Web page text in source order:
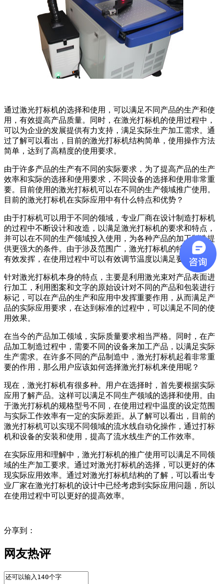
通过激光打标机的选择和使用，可以满足不同产品的生产和使
用，有效提高产品质量。同时，在激光打标机的使用过程中，
可以为企业的发展提供有力支持，满足实际生产加工需求。通
过了解可以看出，目前的激光打标机结构简单，使用操作方法
简单，达到了高精度的使用要求。
由于许多产品的生产有不同的实际要求，为了提高产品的生产
效率和实际的选择和使用要求，不同设备的选择和使用非常重
要。目前使用的激光打标机可以在不同的生产领域推广使用。
目前的激光打标机在实际应用中有什么特点和优势？
由于打标机可以用于不同的领域，专业厂商在设计制造打标机
的过程中不断设计和改造，以满足激光打标机的要求和特点，
并可以在不同的生产领域投入使用，为各种产品的加工制造提
供更强大的条件。由于涉及范围广，激光打标机的特点得到了
有效发挥，在使用过程中可以有效调节温度以满足要求。
针对激光打标机本身的特点，主要是利用激光束对产品表面进
行加工，利用图案和文字的原始设计对不同的产品和包装进行
标记，可以在产品的生产和应用中发挥重要作用，从而满足产
品的实际应用要求，在达到标准的过程中，可以满足不同的使
用效果。
在当今的产品加工领域，实际质量要求相当严格。同时，在产
品加工制造过程中，需要不同的设备来加工产品，以满足实际
生产需求。在许多不同的产品制造中，激光打标机起着非常重
要的作用，那么用户应该如何选择激光打标机来使用呢？
现在，激光打标机有很多种。用户在选择时，首先要根据实际
应用了解产品。这样可以满足不同生产领域的选择和使用。由
于激光打标机的规格型号不同，在使用过程中温度的设定范围
与实际工作效率有一定的实际差距。从了解可以看出，目前的
激光打标机可以实现不同领域的流水线自动化操作，通过打标
机和设备的安装和使用，提高了流水线生产的工作效率。
在实际应用和理解中，激光打标机的推广使用可以满足不同领
域的生产加工要求。通过对激光打标机的选择，可以更好的体
现实际应用效率。通过对激光打标机结构的了解，可以看出专
业厂家在激光打标机的设计中已经考虑到实际应用问题，所以
在使用过程中可以更好的提高效率。
分享到：
网友热评